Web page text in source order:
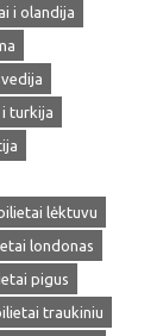
i olandija
turkija
bilietai lėktuvu
londonas
pigus
traukiniu